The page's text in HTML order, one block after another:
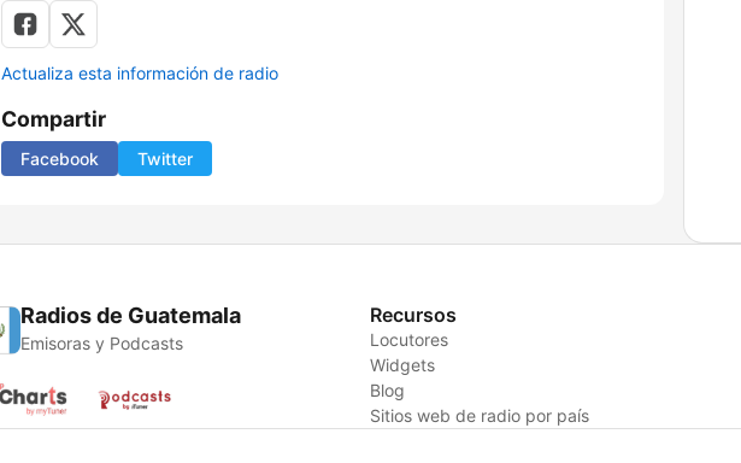
Actualiza esta información de radio
Compartir
Facebook Twitter
Radios de Guatemala
Emisoras y Podcasts
Recursos
Locutores
Widgets
Blog
Sitios web de radio por país